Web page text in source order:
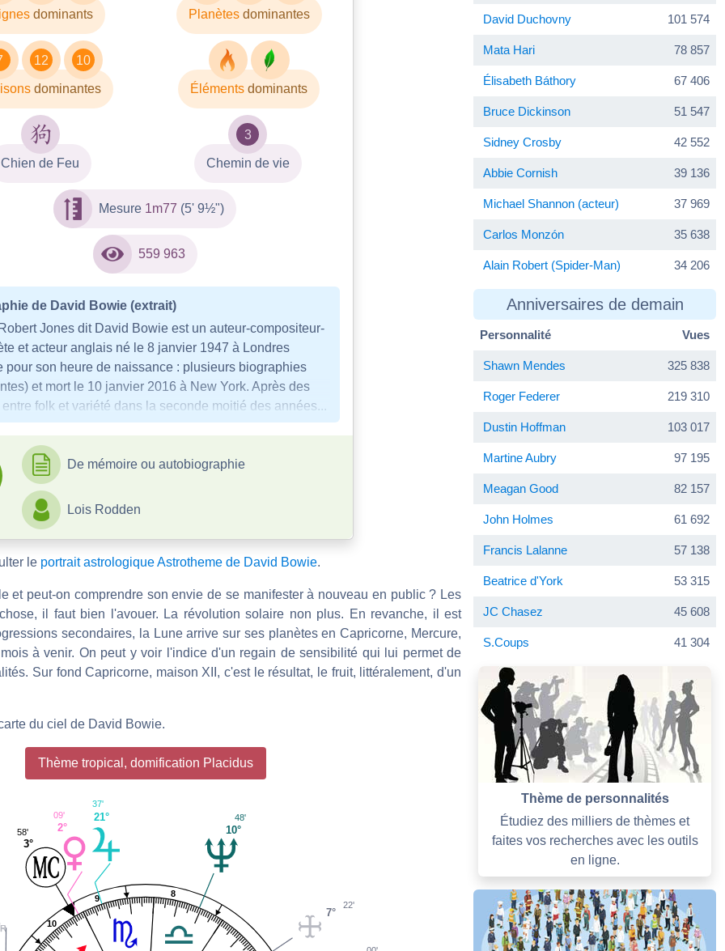
dominants Planètes dominantes
12 10
dominantes Élémentsdominants
Chien de Feu
3
Chemin de vie
Mesure 1m77 (5' 9½")
559 963
de David Bowie (extrait)
Jones dit David Bowie est un auteur-compositeur-
et acteur anglais né le 8 janvier 1947 à Londres
pour son heure de naissance : plusieurs biographies
et mort le 10 janvier 2016 à New York. Après des
folk et variété dans la seconde moitié des années...
De mémoire ou autobiographie
Lois Rodden
le portrait astrologique Astrotheme de David Bowie.
et peut-on comprendre son envie de se manifester à nouveau en public ? Les
il faut bien l'avouer. La révolution solaire non plus. En revanche, il est
secondaires, la Lune arrive sur ses planètes en Capricorne, Mercure,
à venir. On peut y voir l'indice d'un regain de sensibilité qui lui permet de
Sur fond Capricorne, maison XII, c'est le résultat, le fruit, littéralement, d'un
du ciel de David Bowie.
Thème tropical, domification Placidus
8
9
10
7°
22'
10°
48'
21°
37'
2°
09'
3°
58'
David Duchovny 101 574
Mata Hari 78 857
Élisabeth Báthory 67 406
Bruce Dickinson 51 547
Sidney Crosby 42 552
Abbie Cornish 39 136
Michael Shannon (acteur) 37 969
Carlos Monzón 35 638
Alain Robert (Spider-Man) 34 206
Anniversaires de demain
Personnalité Vues
Shawn Mendes 325 838
Roger Federer 219 310
Dustin Hoffman 103 017
Martine Aubry 97 195
Meagan Good 82 157
John Holmes 61 692
Francis Lalanne 57 138
Beatrice d'York 53 315
JC Chasez 45 608
S.Coups 41 304
Thème de personnalités
Étudiez des milliers de thèmes et
faites vos recherches avec les outils
en ligne.